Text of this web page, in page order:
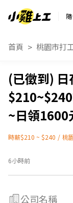
首頁 桃園市打
~日領1600
時薪$210 ~ $240 / 桃
6小時前
公司名稱